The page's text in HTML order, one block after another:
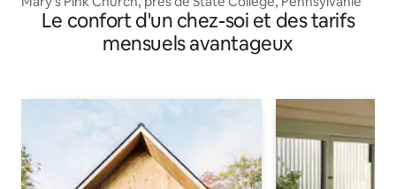
Le confort d'un chez-soi et des tarifs
mensuels avantageux